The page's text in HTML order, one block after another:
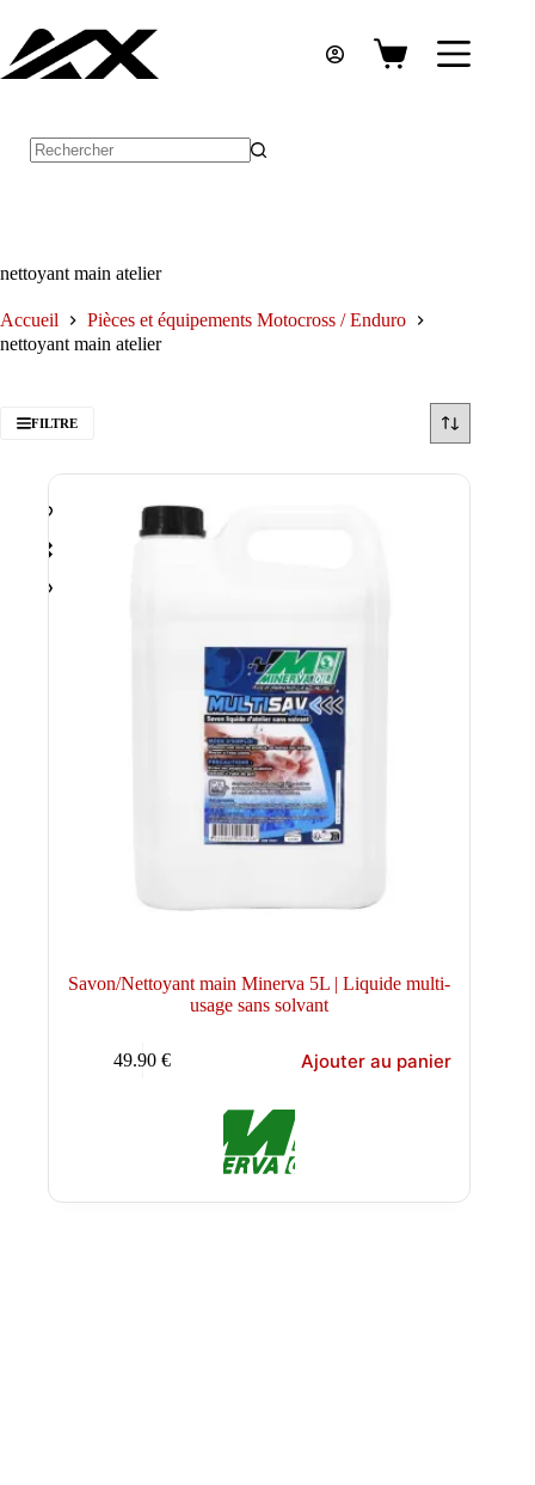
contenu
Panier
nettoyant main atelier
Accueil
Pièces et équipements Motocross / Enduro
nettoyant main atelier
FILTRE
Savon/Nettoyant main Minerva 5L | Liquide multi-
usage sans solvant
49.90€ Ajouter au panier